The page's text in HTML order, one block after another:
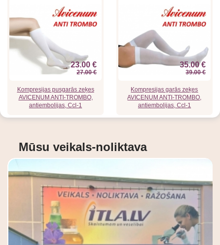
23.00 €
27.00 €
Kompresijas pusgarās zeķes
AVICENUM ANTI-TROMBO,
antiembolijas, Ccl-1
35.00 €
39.00 €
Kompresijas garās zeķes
AVICENUM ANTI-TROMBO,
antiembolijas, Ccl-1
Mūsu veikals-noliktava